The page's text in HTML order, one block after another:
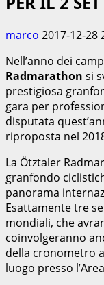
marco 2017-12-28
Nell’anno dei
Radmarathon si
prestigiosa
gara per
disputata
riproposta nel
La Ötztaler
granfondo
panorama
Esattamente tre
mondiali, che
coinvolgeranno
della cronometro
luogo presso